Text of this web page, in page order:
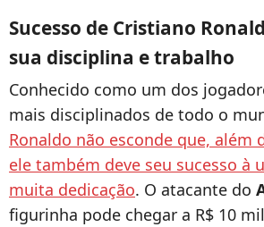
Sucesso de Cristiano
sua disciplina e trabalho
Conhecido como um dos
mais disciplinados de todo o
Ronaldo não esconde que, além
ele também deve seu sucesso à
muita dedicação. O atacante do
figurinha pode chegar a R$ 10